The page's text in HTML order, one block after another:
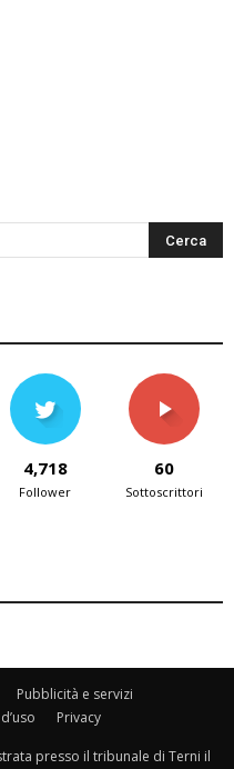
4,718
Follower
60
Sottoscrittori
Pubblicità e servizi
Privacy
presso il tribunale di Terni il